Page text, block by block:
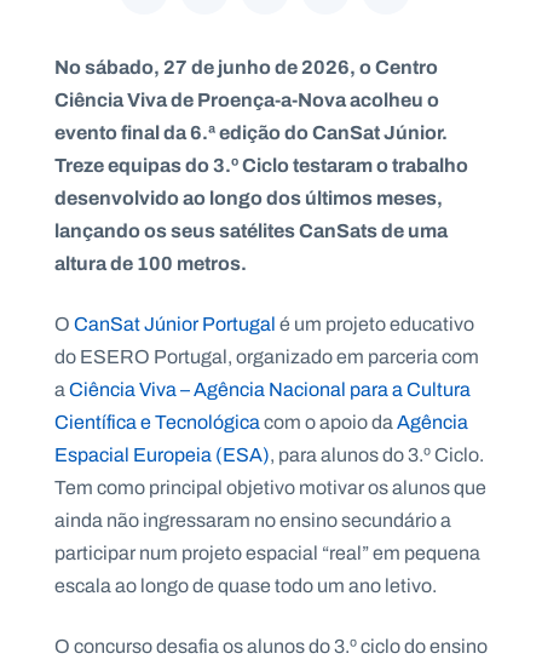
No sábado, 27 de junho de 2026, o Centro
Ciência Viva de Proença-a-Nova acolheu o
evento final da 6.ª edição do CanSat Júnior.
Treze equipas do 3.º Ciclo testaram o trabalho
desenvolvido ao longo dos últimos meses,
lançando os seus satélites CanSats de uma
altura de 100 metros.
OCanSat Júnior Portugalé um projeto educativo
do ESERO Portugal, organizado em parceria com
aCiência Viva – Agência Nacional para a Cultura
Científica e Tecnológicacom o apoio daAgência
Espacial Europeia (ESA), para alunos do 3.º Ciclo.
Tem como principal objetivo motivar os alunos que
ainda não ingressaram no ensino secundário a
participar num projeto espacial “real” em pequena
escala ao longo de quase todo um ano letivo.
O concurso desafia os alunos do 3.º ciclo do ensino
Notícias
P
O
T
A
A
C
I
O
N
A
S
a
e
s
a
n
.